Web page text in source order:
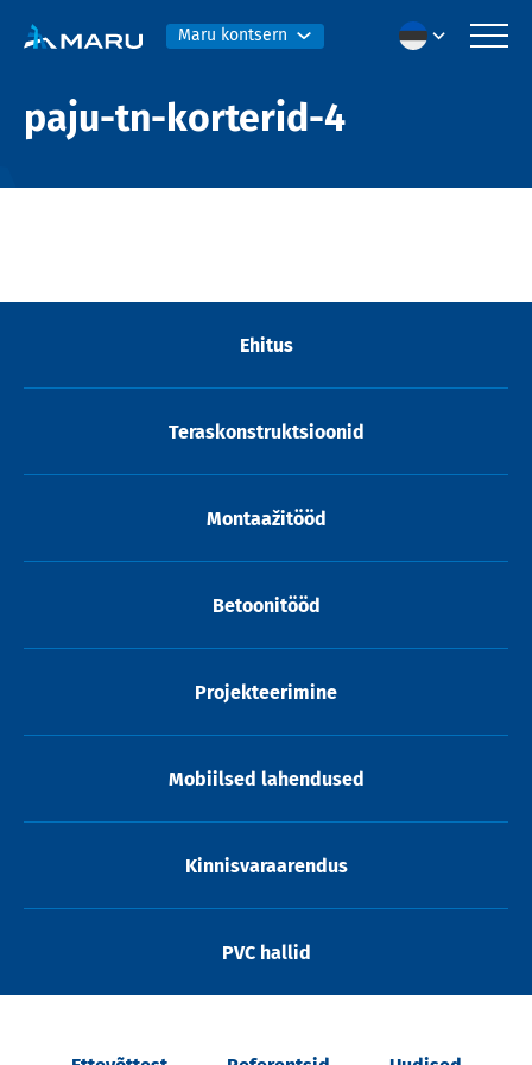
Maru kontsern
paju-tn-korterid-4
Ehitus
Teraskonstruktsioonid
Montaažitööd
Betoonitööd
Projekteerimine
Mobiilsed lahendused
Kinnisvaraarendus
PVC hallid